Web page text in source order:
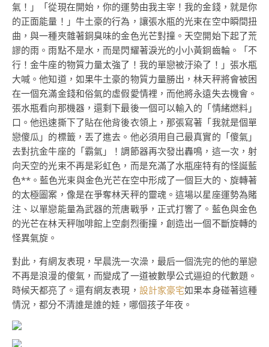
氣！」「從現在開始，你的運勢由我主宰！我的金錢，就是你
的正面能量！」牛土豪的行為，讓張水瓶的光束在空中瞬間扭
曲，與一種夾雜著銅臭味的金色光芒對撞。天空開始下起了荒
謬的雨。雨點不是水，而是閃耀著淚光的小小黃銅齒輪。「不
行！金牛座的物質力量太強了！我的單戀被汙染了！」張水瓶
大喊。他知道，如果牛土豪的物質力量勝出，林天秤將會被困
在一個充滿金錢和俗氣的虛假愛情裡，而他將永遠失去機會。
張水瓶看向那機器，還剩下最後一個可以輸入的「情緒燃料」
口。他迅速撕下了貼在他背後衣領上，那張寫著「我就是個單
戀傻瓜」的標籤，丟了進去。他必須用自己最真實的「傻氣」
去對抗金牛座的「霸氣」！調節器再次發出轟鳴，這一次，射
向天空的光束不再是彩虹色，而是充滿了水瓶座特有的怪誕藍
色**。藍色光束與金色光芒在空中形成了一個巨大的、旋轉著
的太極圖案，像是在爭奪林天秤的靈魂。這場以星座運勢為賭
注、以單戀能量為武器的荒唐戰爭，正式打響了。藍色與金色
的光芒在林天秤咖啡館上空劇烈衝撞，創造出一個不斷旋轉的
怪異氣旋。
對此，有網友表現，早晨洗一次澡，最后一個洗完的他的單戀
不再是浪漫的傻氣，而變成了一道被數學公式逼迫的代數題。
時候天都亮了。還有網友表現， 設計家豪宅如果本身碰著這種
情況，都分不清誰是誰的娃，哪個孩子年夜。